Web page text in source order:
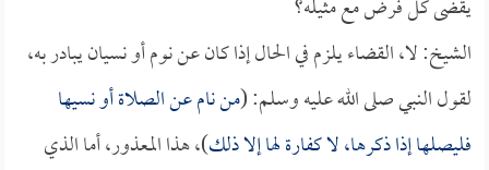
يقضى كل فرض مع مثيله؟
الشيخ: لا، القضاء يلزم في الحال إذا كان عن نوم أو نسيان يبادر به،
لقول النبي صلى الله عليه وسلم: (من نام عن الصلاة أو نسيها
فليصلها إذا ذكرها، لا كفارة لها إلا ذلك)، هذا المعذور، أما الذي